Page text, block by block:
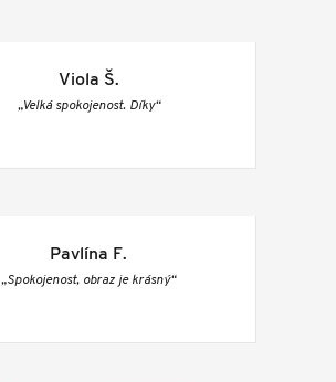
Viola Š.
„Velká spokojenost. Díky“
Pavlína F.
„Spokojenost, obraz je krásný“